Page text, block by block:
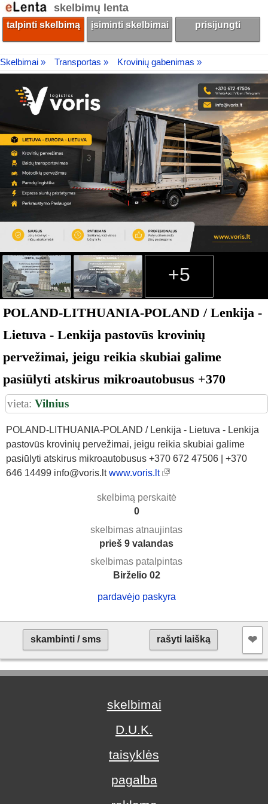
skelbimų lenta
talpinti skelbimą įsiminti skelbimai prisijungti
Skelbimai » Transportas » Krovinių gabenimas »
+5
POLAND-LITHUANIA-POLAND / Lenkija -
Lietuva - Lenkija pastovūs krovinių
pervežimai, jeigu reikia skubiai galime
pasiūlyti atskirus mikroautobusus +370
vieta: Vilnius
POLAND-LITHUANIA-POLAND / Lenkija - Lietuva - Lenkija
pastovūs krovinių pervežimai, jeigu reikia skubiai galime
pasiūlyti atskirus mikroautobusus +370 672 47506 | +370
646 14499 info@voris.ltwww.voris.lt
skelbimą perskaitė
0
skelbimas atnaujintas
prieš 9 valandas
skelbimas patalpintas
Birželio 02
pardavėjo paskyra
skambinti / sms rašyti laišką ❤︎
skelbimai
D.U.K.
taisyklės
pagalba